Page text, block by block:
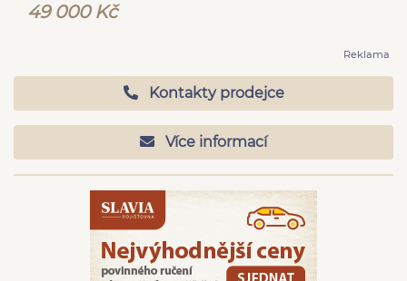
49 000 Kč
Reklama
Kontakty prodejce
Více informací